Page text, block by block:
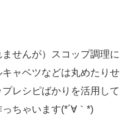
せんが）スコップ調理に
ャベツなどは丸めたりせ
レシピばかりを活用して
ちゃいます(*´∀｀*)